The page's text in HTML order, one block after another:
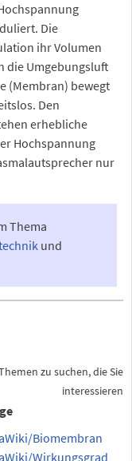
Die
ihr Volumen
die Umgebungsluft
(Membran) bewegt
Den
erhebliche
Hochspannung
nur
Thema
und
zu suchen, die Sie
interessieren
Biomembran
Wirkungsgrad